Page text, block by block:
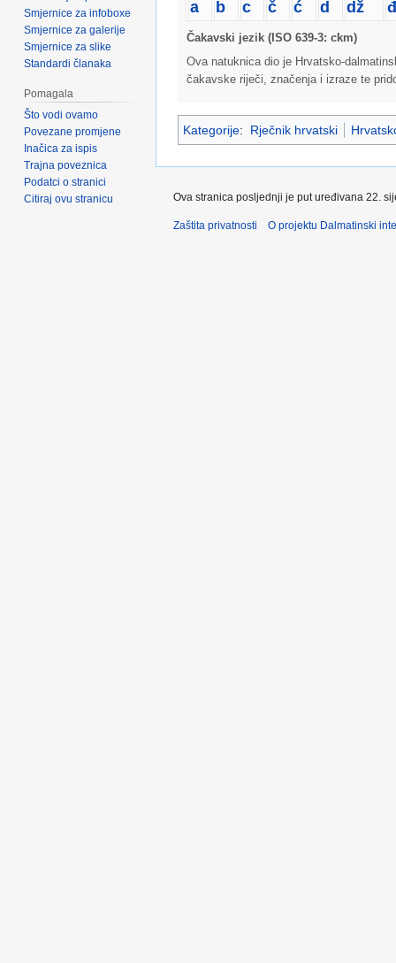
a
b
c
č
ć
d
dž
đ
Čakavski jezik (ISO 639-3: ckm)
Ova natuknica dio je Hrvatsko-
čakavske riječi, značenja i izraze te
Kategorije: Rječnik hrvatski
Smjernice za infoboxe
Smjernice za galerije
Smjernice za slike
Standardi članaka
Pomagala
Što vodi ovamo
Povezane promjene
Inačica za ispis
Trajna poveznica
Podatci o stranici
Citiraj ovu stranicu
Ova stranica posljednji je put uređivana 22.
Zaštita privatnosti O projektu Dalmatinski